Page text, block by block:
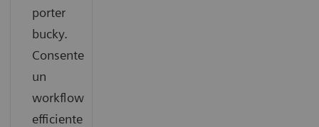
porter
bucky.
Consente
un
workflow
efficiente